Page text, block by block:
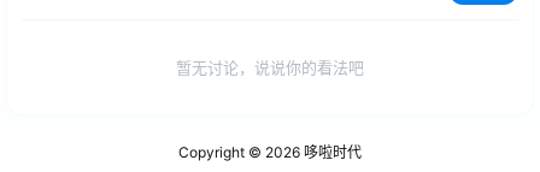
暂无讨论，说说你的看法吧
Copyright © 2026 哆啦时代